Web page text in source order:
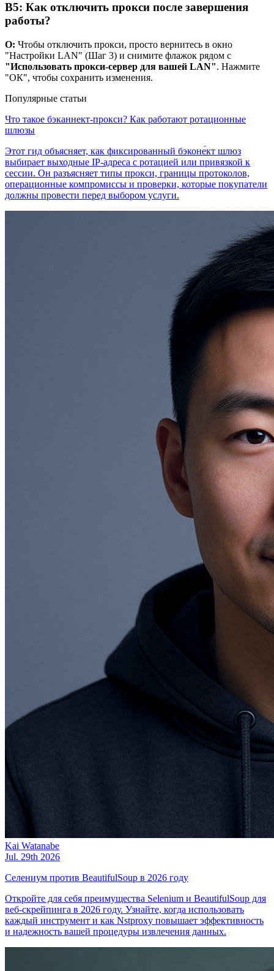
В5: Как отключить прокси после завершения
работы?
О: Чтобы отключить прокси, просто вернитесь в окно
"Настройки LAN" (Шаг 3) и снимите флажок рядом с
"Использовать прокси-сервер для вашей LAN". Нажмите
"ОК", чтобы сохранить изменения.
Популярные статьи
Что такое бэканнект-прокси? Как работают ротационные
шлюзы
Этот гид объясняет, как фиксированный бэконе́кт шлюз
выбирает выходные IP-адреса с ротацией или привязкой к
сессии. Он разъясняет типы прокси, границы протоколов,
операционные компромиссы и проверки, которые покупатели
должны провести перед выбором услуги.
Kai Watanabe
Jul. 29th 2026
Селениум против BeautifulSoup в 2026 году
Откройте для себя преимущества Selenium и BeautifulSoup для
веб-скрейпинга в 2026 году. Узнайте, когда использовать
каждый инструмент и как Nstproxy повышает эффективность
и надежность вашей процедуры извлечения данных.